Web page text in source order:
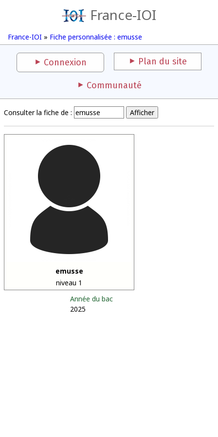
France-IOI
France-IOI » Fiche personnalisée : emusse
Connexion Plan du site
Communauté
Consulter la fiche de :
emusse
niveau 1
Année du bac
2025